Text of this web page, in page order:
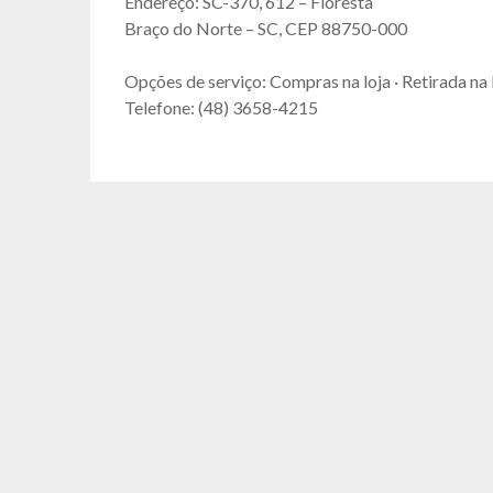
Braço do Norte – SC, CEP 88750-000
Opções de serviço: Compras na loja · Retirada na
Telefone: (48) 3658-4215